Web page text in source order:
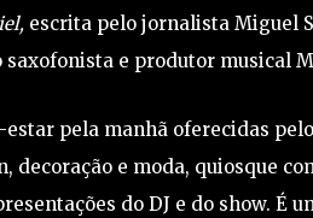
escrita pelo jornalista Miguel
saxofonista e produtor musical
pela manhã oferecidas
decoração e moda, quiosque
do DJ e do show. É